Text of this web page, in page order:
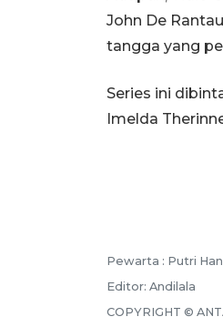
John De
tangga yang
Series ini
Imelda
Pewarta : Putri
Editor: Andilala
COPYRIGHT ©